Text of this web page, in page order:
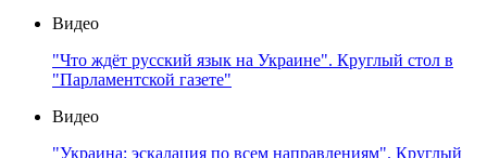
Видео
"Что ждёт русский язык на Украине". Круглый стол в
"Парламентской газете"
Видео
"Украина: эскалация по всем направлениям". Круглый